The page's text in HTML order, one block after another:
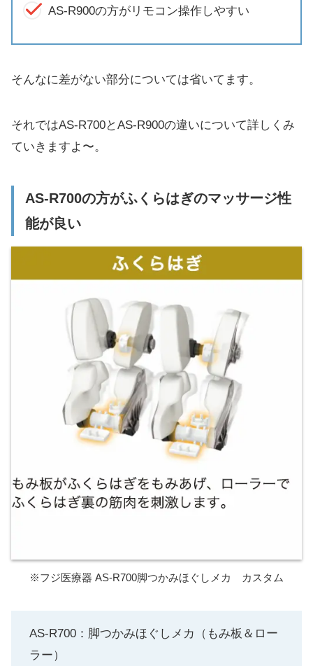
AS-R900の方がリモコン操作しやすい
そんなに差がない部分については省いてます。
それではAS-R700とAS-R900の違いについて詳しくみ
ていきますよ〜。
AS-R700の方がふくらはぎのマッサージ性
能が良い
※フジ医療器 AS-R700脚つかみほぐしメカ カスタム
AS-R700：脚つかみほぐしメカ（もみ板＆ロー
ラー）